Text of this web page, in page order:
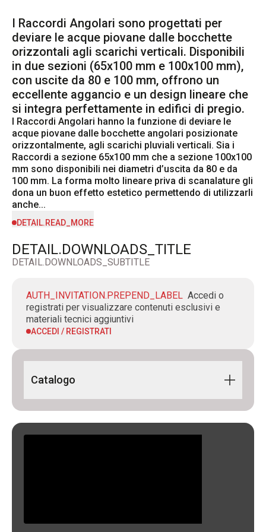
I Raccordi Angolari sono progettati per
deviare le acque piovane dalle bocchette
orizzontali agli scarichi verticali. Disponibili
in due sezioni (65x100 mm e 100x100 mm),
con uscite da 80 e 100 mm, offrono un
eccellente aggancio e un design lineare che
si integra perfettamente in edifici di pregio.
I Raccordi Angolari hanno la funzione di deviare le
acque piovane dalle bocchette angolari posizionate
orizzontalmente, agli scarichi pluviali verticali. Sia i
Raccordi a sezione 65x100 mm che a sezione 100x100
mm sono disponibili nei diametri d’uscita da 80 e da
100 mm. La forma molto lineare priva di scanalature gli
dona un buon effetto estetico permettendo di utilizzarli
anche...
DETAIL.READ_MORE
DETAIL.DOWNLOADS_TITLE
DETAIL.DOWNLOADS_SUBTITLE
AUTH_INVITATION.PREPEND_LABEL Accedi o
registrati per visualizzare contenuti esclusivi e
materiali tecnici aggiuntivi
ACCEDI / REGISTRATI
Catalogo
Building Line 2024 IT-EN